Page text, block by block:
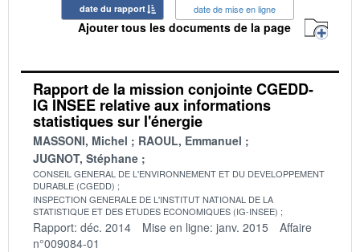
date du rapport date de mise en ligne
Ajouter tous les documents de la page
Rapport de la mission conjointe CGEDD-
IG INSEE relative aux informations
statistiques sur l'énergie
MASSONI, Michel
RAOUL, Emmanuel
JUGNOT, Stéphane
CONSEIL GENERAL DE L'ENVIRONNEMENT ET DU DEVELOPPEMENT
DURABLE (CGEDD)
INSPECTION GENERALE DE L'INSTITUT NATIONAL DE LA
STATISTIQUE ET DES ETUDES ECONOMIQUES (IG-INSEE)
Rapport: déc. 2014 Mise en ligne: janv. 2015
Affaire
n°009084-01